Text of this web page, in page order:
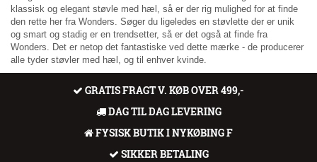
klassisk og elegant støvle med hæl, så er der rig mulighed for at finde
den rette her fra Wonders. Søger du ligeledes en støvlette der er unik
og smart og stadig er en trendsetter, så er det også at finde fra
Wonders. Det er netop det fantastiske ved dette mærke - de producerer
alle tyder støvler med hæl, og til enhver kvinde.
GRATIS FRAGT V. KØB OVER 499,-
DAG TIL DAG LEVERING
FYSISK BUTIK I NYKØBING F
SIKKER BETALING